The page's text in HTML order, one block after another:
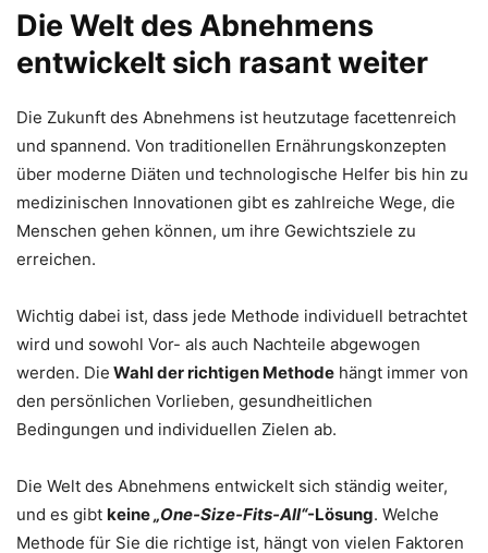
Die Welt des Abnehmens
entwickelt sich rasant weiter
Die Zukunft des Abnehmens ist heutzutage facettenreich
und spannend. Von traditionellen Ernährungskonzepten
über moderne Diäten und technologische Helfer bis hin zu
medizinischen Innovationen gibt es zahlreiche Wege, die
Menschen gehen können, um ihre Gewichtsziele zu
erreichen.
Wichtig dabei ist, dass jede Methode individuell betrachtet
wird und sowohl Vor- als auch Nachteile abgewogen
werden. Die Wahl der richtigen Methode hängt immer von
den persönlichen Vorlieben, gesundheitlichen
Bedingungen und individuellen Zielen ab.
Die Welt des Abnehmens entwickelt sich ständig weiter,
und es gibt keine„One-Size-Fits-All“-Lösung. Welche
Methode für Sie die richtige ist, hängt von vielen Faktoren